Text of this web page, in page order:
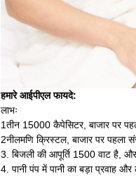
हमारे आईपीएल फायदे:
लाभः
1तीन 15000 कैपेसिटर, बाजार पर
2नीलमणि क्रिस्टल, बाजार पर पहला
3. बिजली की आपूर्ति 1500 वाट है,
4. पानी पंप में पानी का बड़ा प्रवाह